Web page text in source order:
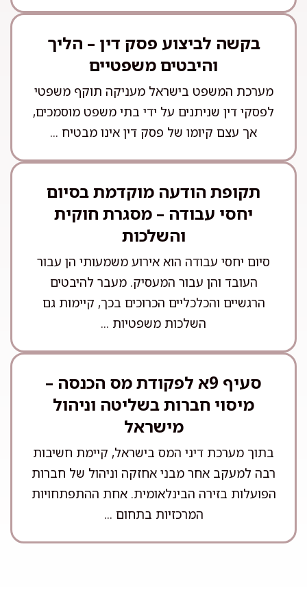
בקשה לביצוע פסק דין – הליך
והיבטים משפטיים
מערכת המשפט בישראל מעניקה תוקף משפטי
לפסקי דין שניתנים על ידי בתי משפט מוסמכים,
אך עצם קיומו של פסק דין אינו מבטיח ...
תקופת הודעה מוקדמת בסיום
יחסי עבודה – מסגרת חוקית
והשלכות
סיום יחסי עבודה הוא אירוע משמעותי הן עבור
העובד והן עבור המעסיק. מעבר להיבטים
הרגשיים והכלכליים הכרוכים בכך, קיימות גם
השלכות משפטיות ...
סעיף 9א לפקודת מס הכנסה –
מיסוי חברות בשליטה וניהול
מישראל
בתוך מערכת דיני המס בישראל, קיימת חשיבות
רבה למעקב אחר מבני אחזקה וניהול של חברות
הפועלות בזירה הבינלאומית. אחת ההתפתחויות
המרכזיות בתחום ...